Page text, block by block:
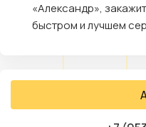
«Александр»,
быстром и лучшем